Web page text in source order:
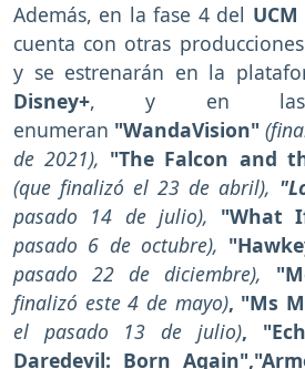
Además, en la fase 4 del UCM
cuenta con otras
y se estrenarán en la
Disney+, y en las
enumeran "WandaVision"
de 2021), "The Falcon and
(que finalizó el 23 de abril),
pasado 14 de julio), "What
pasado 6 de octubre),
pasado 22 de diciembre),
finalizó este 4 de mayo), "Ms
el pasado 13 de julio),
Daredevil: Born